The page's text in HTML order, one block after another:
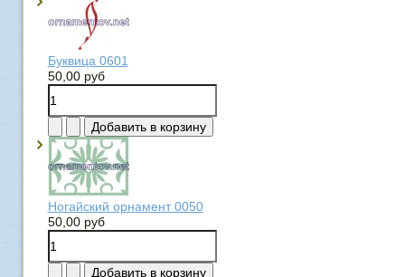
Буквица 0601
50,00 руб
Ногайский орнамент 0050
50,00 руб